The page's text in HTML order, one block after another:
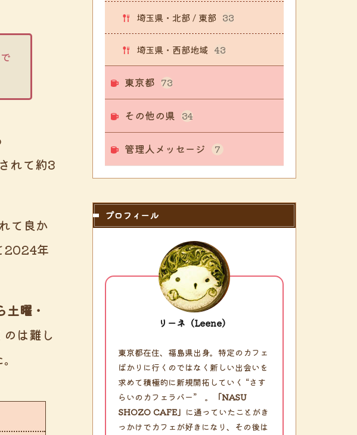
れて約3
て良か
2024年
曜・
は難し
埼玉県・北部 / 東部 33
埼玉県・西部地域 43
東京都 73
その他の県 34
管理人メッセージ 7
プロフィール
リーネ（Leene）
東京都在住、福島県出身。特定のカフェ
ばかりに行くのではなく新しい出会いを
求めて積極的に新規開拓していく “さす
らいのカフェラバー” 。
「NASU
SHOZO CAFE」 に通っていたことがき
っかけでカフェが好きになり、その後は